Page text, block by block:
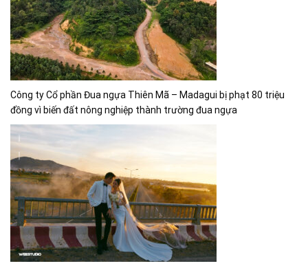
Công ty Cổ phần Đua ngựa Thiên Mã – Madagui bị phạt 80 triệu
đồng vì biến đất nông nghiệp thành trường đua ngựa